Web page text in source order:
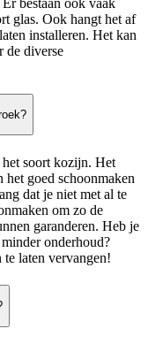
glas. Ook hangt het af
installeren. Het kan
de diverse
soort kozijn. Het
het goed schoonmaken
dat je niet met al te
om zo de
garanderen. Heb je
onderhoud?
laten vervangen!